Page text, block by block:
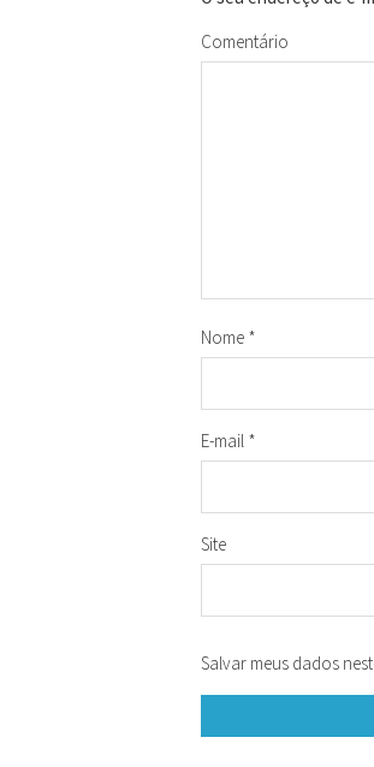
Comentário
Nome *
E-mail *
Site
Salvar meus dados